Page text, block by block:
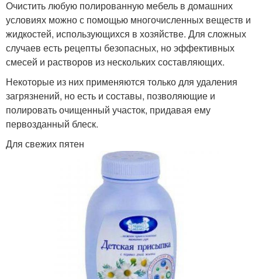
Очистить любую полированную мебель в домашних
условиях можно с помощью многочисленных веществ и
жидкостей, использующихся в хозяйстве. Для сложных
случаев есть рецепты безопасных, но эффективных
смесей и растворов из нескольких составляющих.
Некоторые из них применяются только для удаления
загрязнений, но есть и составы, позволяющие и
полировать очищенный участок, придавая ему
первозданный блеск.
Для свежих пятен